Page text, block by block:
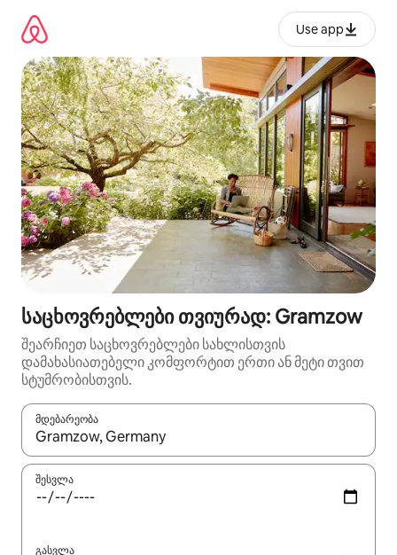
გადასვლა
Use app
საცხოვრებლები თვიურად: Gramzow
შეარჩიეთ საცხოვრებლები სახლისთვის
დამახასიათებელი კომფორტით ერთი ან მეტი თვით
სტუმრობისთვის.
მდებარეობა
როცა შედეგები ხელმისაწვდომი გახდება, ნავიგაციისთვის
შესვლა
გასვლა